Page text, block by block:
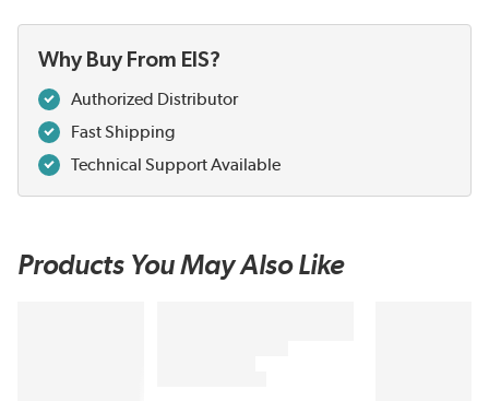
Why Buy From EIS?
Authorized Distributor
Fast Shipping
Technical Support Available
Products You May Also Like